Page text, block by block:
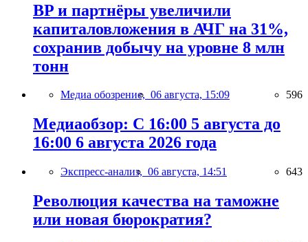
BP и партнёры увеличили
капиталовложения в АЧГ на 31%,
сохранив добычу на уровне 8 млн
тонн
Медиа обозрение, 06 августа, 15:09 596
Медиаобзор: С 16:00 5 августа до
16:00 6 августа 2026 года
Экспресс-анализ, 06 августа, 14:51 643
Революция качества на таможне
или новая бюрократия?